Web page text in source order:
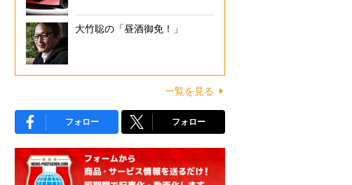
大竹聡の「昼酒御免！」
一覧を見る
フォロー フォロー